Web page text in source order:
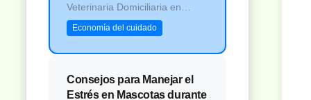
Veterinaria Domiciliaria en
Santiago Introducción La
atención veterinaria a domicilio
cada vez más demandada por
propietarios de mascotas en
Economía del cuidado
Consejos para Manejar el
Estrés en Mascotas durante